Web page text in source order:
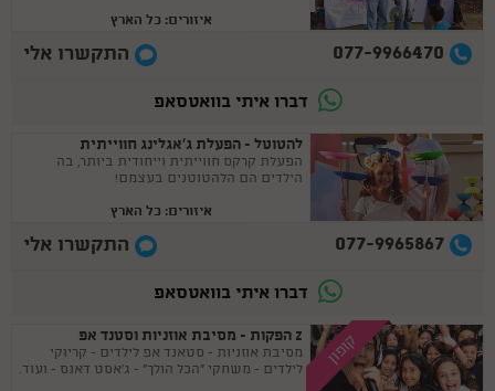
איזורים: כל הארץ
077-9966470 התקשרו אלי
דברו איתי בוואטסאפ
להטוטל - הפעלת ג'אגלינג חווייתית
הפעלת קרקס חווייתית וייחודית ביותר, בה
הילדים הם הלהטוטנים בעצמם!
איזורים: כל הארץ
077-9965867 התקשרו אלי
דברו איתי בוואטסאפ
קופון Z הפקות - מסיבת אוזניות וסטנד אפ
מסיבת אוזניות - סטאנד אפ לילדים - קריוקי
לילדים - משחקי "הכל הולך" - ג'אסט דאנס - ועוד.